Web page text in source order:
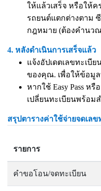
ให้แล้วเสร็จ หรือให้
รถยนต์แตกต่างตาม
กฎหมาย (ต้องคำนว
4. หลังดำเนินการเสร็จแล้ว
แจ้งอัปเดตเลขทะเบี
ของคุณ. เพื่อให้ข้อมู
หากใช้ Easy Pass ห
เปลี่ยนทะเบียนพร้อม
สรุปตารางค่าใช้จ่ายจดเลข
รายการ
คำขอโอน/จดทะเบียน